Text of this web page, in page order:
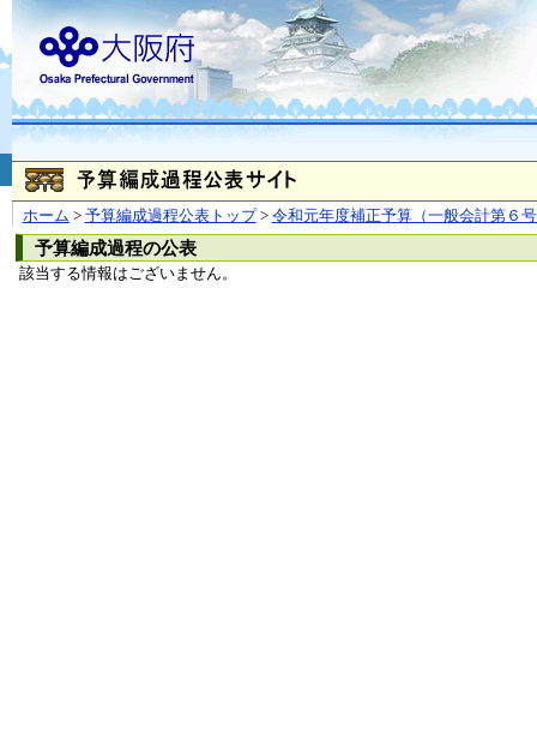
ホーム > 予算編成過程公表トップ> 令和元年度補正予算（一般会計第６
予算編成過程の公表
該当する情報はございません。
お問合せ
大阪府
（法人番号 4000020270008）
本庁 〒540-8570
大阪市
〒559-8555